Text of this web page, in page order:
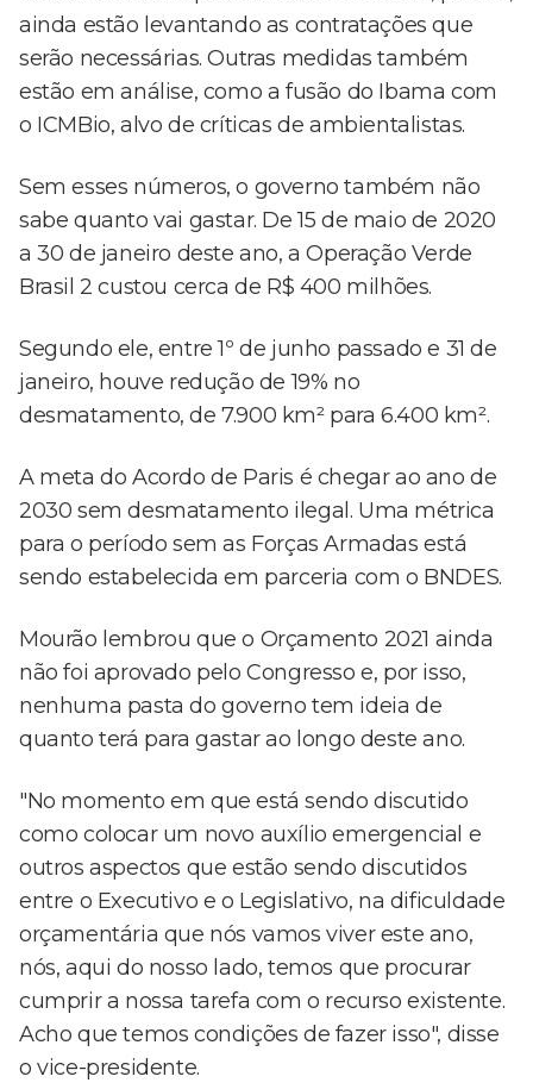
ainda estão levantando as contratações que
serão necessárias. Outras medidas também
estão em análise, como a fusão do Ibama com
o ICMBio, alvo de críticas de ambientalistas.
Sem esses números, o governo também não
sabe quanto vai gastar. De 15 de maio de 2020
a 30 de janeiro deste ano, a Operação Verde
Brasil 2 custou cerca de R$ 400 milhões.
Segundo ele, entre 1º de junho passado e 31 de
janeiro, houve redução de 19% no
desmatamento, de 7.900 km² para 6.400 km².
A meta do Acordo de Paris é chegar ao ano de
2030 sem desmatamento ilegal. Uma métrica
para o período sem as Forças Armadas está
sendo estabelecida em parceria com o BNDES.
Mourão lembrou que o Orçamento 2021 ainda
não foi aprovado pelo Congresso e, por isso,
nenhuma pasta do governo tem ideia de
quanto terá para gastar ao longo deste ano.
"No momento em que está sendo discutido
como colocar um novo auxílio emergencial e
outros aspectos que estão sendo discutidos
entre o Executivo e o Legislativo, na dificuldade
orçamentária que nós vamos viver este ano,
nós, aqui do nosso lado, temos que procurar
cumprir a nossa tarefa com o recurso existente.
Acho que temos condições de fazer isso", disse
o vice-presidente.